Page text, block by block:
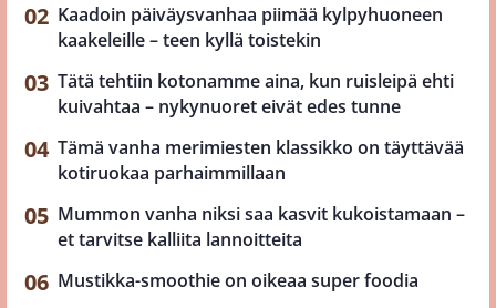
Kaadoin päiväysvanhaa piimää kylpyhuoneen
kaakeleille – teen kyllä toistekin
Tätä tehtiin kotonamme aina, kun ruisleipä ehti
kuivahtaa – nykynuoret eivät edes tunne
Tämä vanha merimiesten klassikko on täyttävää
kotiruokaa parhaimmillaan
Mummon vanha niksi saa kasvit kukoistamaan –
et tarvitse kalliita lannoitteita
Mustikka-smoothie on oikeaa super foodia